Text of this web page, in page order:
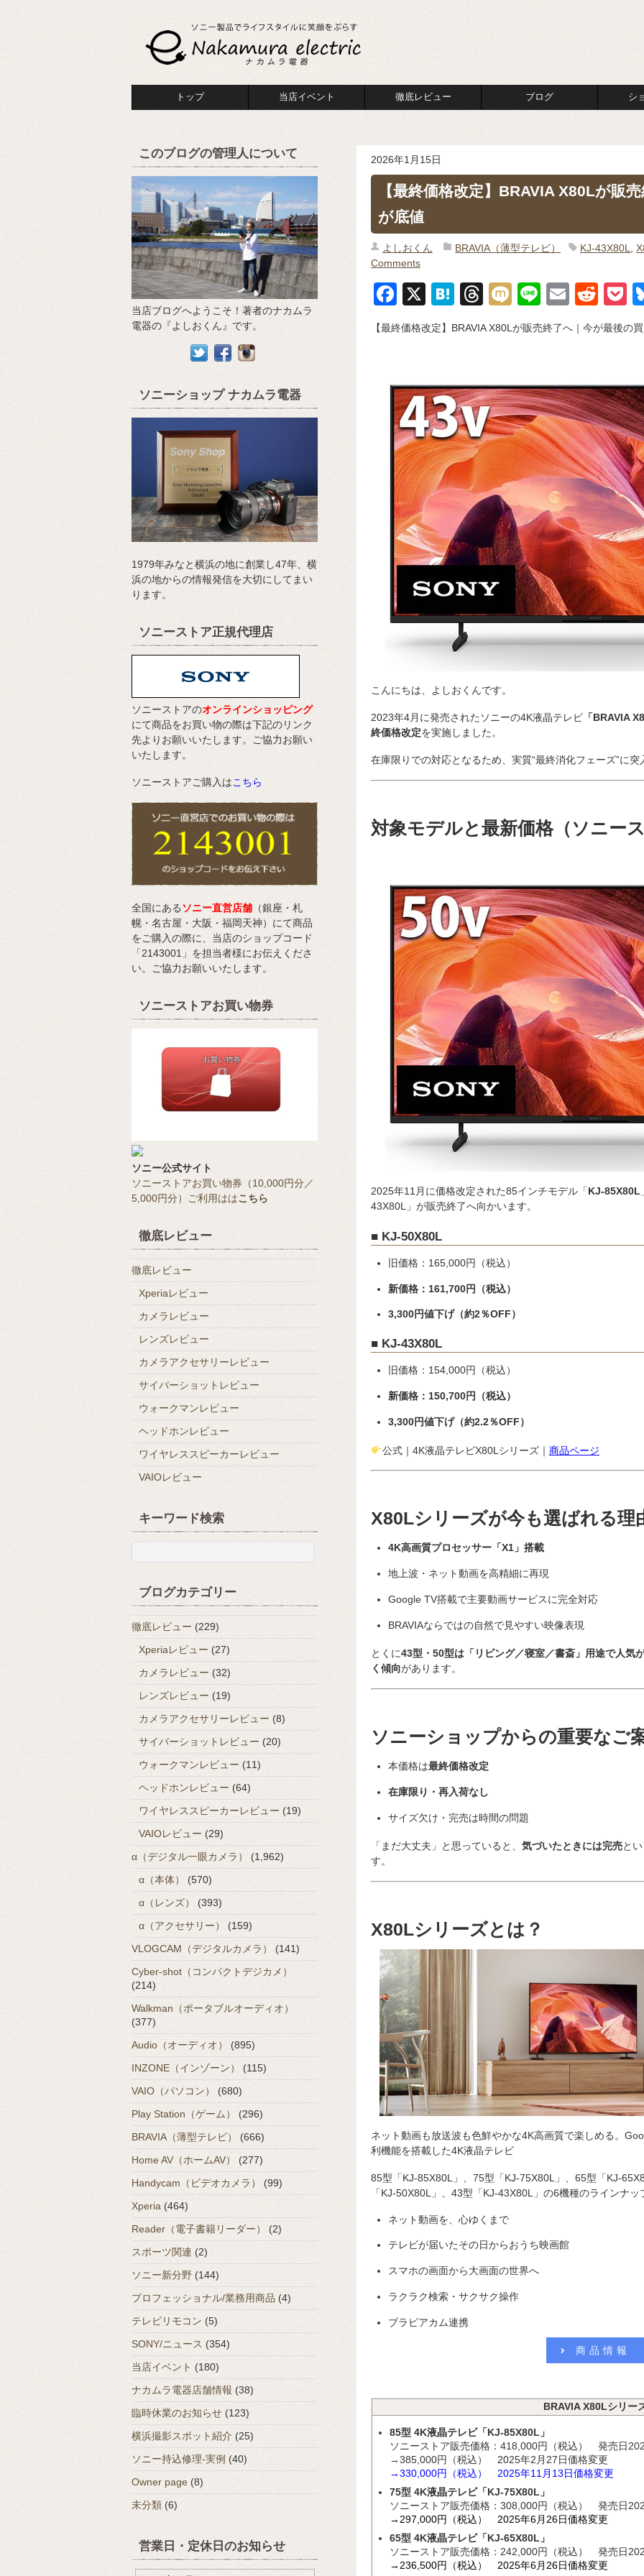
トップ 当店イベント 徹底レビュー ブログ シ
2026年1月15日
【最終価格改定】BRAVIA X80Lが販
が底値
よしおくん BRAVIA（薄型テレビ） KJ-43X80L ,
Comments
F
a
c
b
o
o
k
X
H
e
a
T
e
d
s
M
ixi
Li
n
e
E
m
ail
R
e
d
t
P
o
【最終価格改定】BRAVIA X80Lが販売終了へ｜今が最後の
こんにちは、よしおくんです。
2023年4月に発売されたソニーの4K液晶テレビ「BRAVIA
終価格改定を実施しました。
在庫限りでの対応となるため、実質“最終消化フェーズ”に突
対象モデルと最新価格（ソニー
2025年11月に価格改定された85インチモデル「KJ-85X80L
43X80L」が販売終了へ向かいます。
■ KJ-50X80L
旧価格：165,000円（税込）
新価格：161,700円（税込）
3,300円値下げ（約2％OFF）
■ KJ-43X80L
旧価格：154,000円（税込）
新価格：150,700円（税込）
3,300円値下げ（約2.2％OFF）
公式｜4K液晶テレビX80Lシリーズ｜ 商品ページ
X80Lシリーズが今も選ばれる理
4K高画質プロセッサー「X1」搭載
地上波・ネット動画を高精細に再現
Google TV搭載で主要動画サービスに完全対応
BRAVIAならではの自然で見やすい映像表現
とくに43型・50型は「リビング／寝室／書斎」用途で人気
く傾向があります。
ソニーショップからの重要なご
本価格は最終価格改定
在庫限り・再入荷なし
サイズ欠け・完売は時間の問題
「まだ大丈夫」と思っていると、 気づいたときには完売と
す。
X80Lシリーズとは？
ネット動画も放送波も色鮮やかな4K高画質で楽しめる。
利機能を搭載した4K液晶テレビ
85型「KJ-85X80L」、75型「KJ-75X80L」、65型「KJ-
「KJ-50X80L」、43型「KJ-43X80L」の6機種のラインナッ
ネット動画を、心ゆくまで
テレビが届いたその日からおうち映画館
スマホの画面から大画面の世界へ
ラクラク検索・サクサク操作
ブラビアカム連携
商品情報
BRAVIA X80Lシリー
85型 4K液晶テレビ「KJ-85X80L」
ソニーストア販売価格：418,000円（税込） 発売日
→385,000円（税込） 2025年2月27日価格変更
→330,000円（税込） 2025年11 月13日価格変更
75型 4K液晶テレビ「KJ-75X80L」
ソニーストア販売価格：308,000円（税込） 発売日
→297,000円（税込） 2025年6月26日価格変更
65型 4K液晶テレビ「KJ-65X80L」
ソニーストア販売価格：242,000円（税込） 発売日
→236,500円（税込） 2025年6月26日価格変更
このブログの管理人について
当店ブログへようこそ！著者のナカムラ
電器の『よしおくん』です。
ソニーショップ ナカムラ電器
1979年みなと横浜の地に創業し47年、横
浜の地からの情報発信を大切にしてまい
ります。
ソニーストア正規代理店
ソニーストアのオンラインショッピング
にて商品をお買い物の際は下記のリンク
先よりお願いいたします。ご協力お願い
いたします。
ソニーストアご購入はこちら
全国にあるソニー直営店舗 （銀座・札
幌・名古屋・大阪・福岡天神）にて商品
をご購入の際に、当店のショップコード
「2143001」を担当者様にお伝えくださ
い。ご協力お願いいたします。
ソニーストアお買い物券
ソニー公式サイト
ソニーストアお買い物券（10,000円分／
5,000円分）ご利用ははこちら
徹底レビュー
徹底レビュー
Xperiaレビュー
カメラレビュー
レンズレビュー
カメラアクセサリーレビュー
サイバーショットレビュー
ウォークマンレビュー
ヘッドホンレビュー
ワイヤレススピーカーレビュー
VAIOレビュー
キーワード検索
ブログカテゴリー
徹底レビュー (229)
Xperiaレビュー(27)
カメラレビュー (32)
レンズレビュー (19)
カメラアクセサリーレビュー (8)
サイバーショットレビュー (20)
ウォークマンレビュー (11)
ヘッドホンレビュー (64)
ワイヤレススピーカーレビュー (19)
VAIOレビュー (29)
α（デジタル一眼カメラ）
(1,962)
α（本体）
(570)
α（レンズ）
(393)
α（アクセサリー）
(159)
VLOGCAM（デジタルカメラ）
(141)
Cyber-shot（コンパクトデジカメ）
(214)
Walkman（ポータブルオーディオ）
(377)
Audio（オーディオ）
(895)
INZONE（インゾーン）
(115)
VAIO（パソコン）
(680)
Play Station（ゲーム）
(296)
BRAVIA（薄型テレビ）
(666)
Home AV（ホームAV）
(277)
Handycam（ビデオカメラ）
(99)
Xperia (464)
Reader（電子書籍リーダー）
(2)
スポーツ関連 (2)
ソニー新分野 (144)
プロフェッショナル/業務用商品 (4)
テレビリモコン (5)
SONY/ニュース (354)
当店イベント (180)
ナカムラ電器店舗情報 (38)
臨時休業のお知らせ (123)
横浜撮影スポット紹介 (25)
ソニー持込修理-実例 (40)
Owner page (8)
未分類 (6)
営業日・定休日のお知らせ